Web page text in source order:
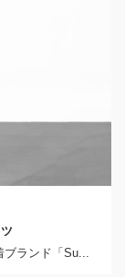
ランド「Su...